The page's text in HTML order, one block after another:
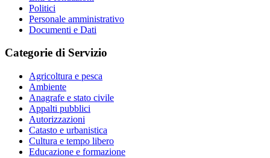
Politici
Personale amministrativo
Documenti e Dati
Categorie di Servizio
Agricoltura e pesca
Ambiente
Anagrafe e stato civile
Appalti pubblici
Autorizzazioni
Catasto e urbanistica
Cultura e tempo libero
Educazione e formazione